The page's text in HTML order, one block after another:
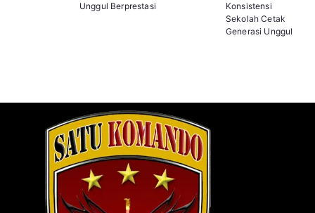
Unggul Berprestasi
Konsistensi
Sekolah Cetak
Generasi Unggul